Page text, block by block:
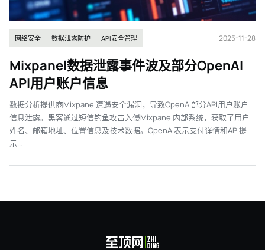
网络安全 数据泄露防护 API安全管理 2025-11-28
Mixpanel数据泄露事件波及部分OpenAI
API用户账户信息
数据分析提供商Mixpanel遭遇安全漏洞，导致OpenAI部分API用户账户
信息泄露。黑客通过短信钓鱼攻击入侵Mixpanel内部系统，获取了用户
姓名、邮箱地址、位置信息及技术数据。OpenAI表示支付详情和API提
示...